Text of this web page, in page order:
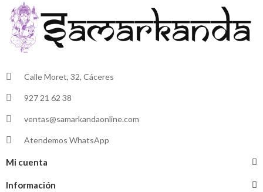
Calle Moret, 32, Cáceres
927 21 62 38
ventas@samarkandaonline.com
Atendemos WhatsApp
Mi cuenta
Información